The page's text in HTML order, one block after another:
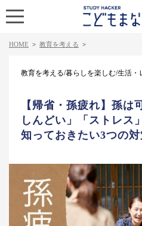
HOME > 教育を考える >
教育を考える/暮らしを楽しむ/生活・
【帰省・孫疲れ】孫
しんどい」「ストレス
知っておきたい3つの対